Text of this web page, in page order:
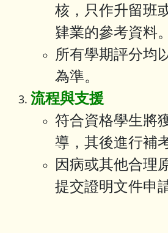
核，只作升留班
肄業的參考資料。
所有學期評分均
為準。
流程與支援
符合資格學生將
導，其後進行補考
因病或其他合理
提交證明文件申